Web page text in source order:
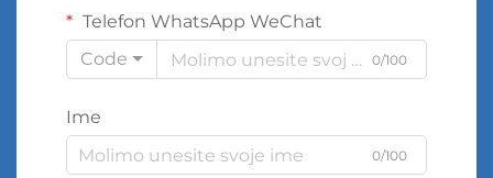
Telefon WhatsApp WeChat
Code
0/100
Ime
0/100